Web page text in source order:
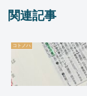
関連記事
コトノハ